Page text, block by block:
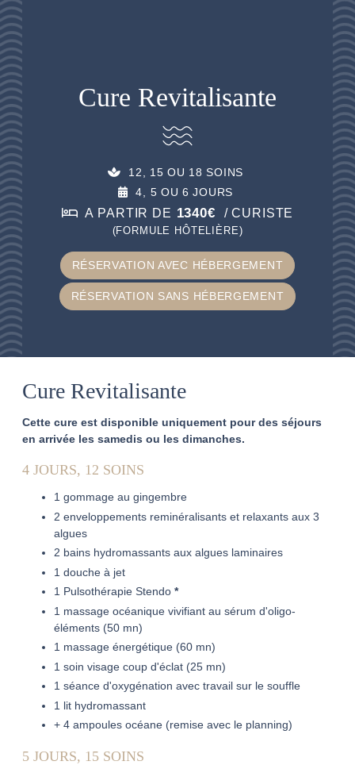
Cure Revitalisante
12, 15 OU 18 SOINS
4, 5 OU 6 JOURS
A PARTIR DE 1340€ / CURISTE
(FORMULE HÔTELIÈRE)
RÉSERVATION AVEC HÉBERGEMENT
RÉSERVATION SANS HÉBERGEMENT
Cure Revitalisante
Cette cure est disponible uniquement pour des séjours
en arrivée les samedis ou les dimanches.
4 JOURS, 12 SOINS
1 gommage au gingembre
2 enveloppements reminéralisants et relaxants aux 3
algues
2 bains hydromassants aux algues laminaires
1 douche à jet
1 Pulsothérapie Stendo *
1 massage océanique vivifiant au sérum d'oligo-
éléments (50 mn)
1 massage énergétique (60 mn)
1 soin visage coup d'éclat (25 mn)
1 séance d'oxygénation avec travail sur le souffle
1 lit hydromassant
+ 4 ampoules océane (remise avec le planning)
5 JOURS, 15 SOINS